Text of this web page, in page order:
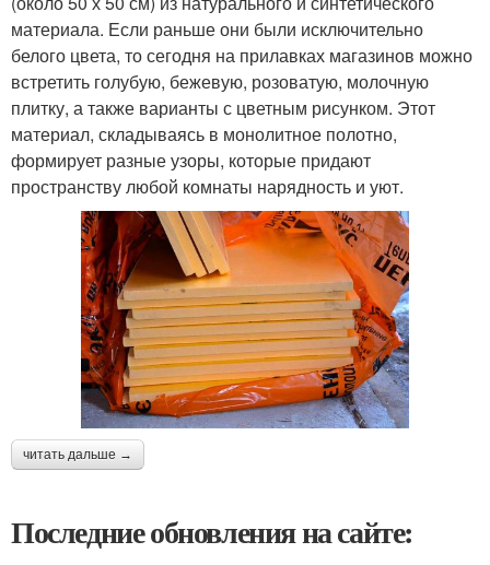
материала. Если раньше они были исключительно
белого цвета, то сегодня на прилавках магазинов можно
встретить голубую, бежевую, розоватую, молочную
плитку, а также варианты с цветным рисунком. Этот
материал, складываясь в монолитное полотно,
формирует разные узоры, которые придают
пространству любой комнаты нарядность и уют.
читать дальше →
Последние обновления на сайте: